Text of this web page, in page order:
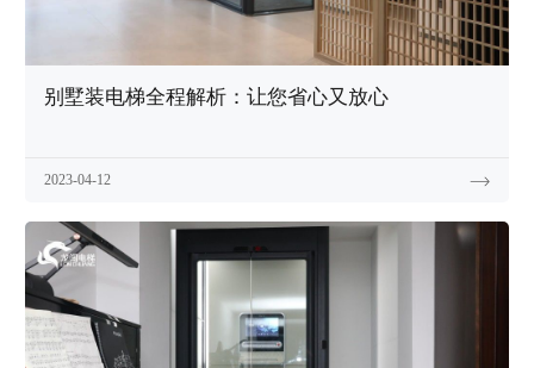
别墅装电梯全程解析：让您省心又放心
2023-04-12